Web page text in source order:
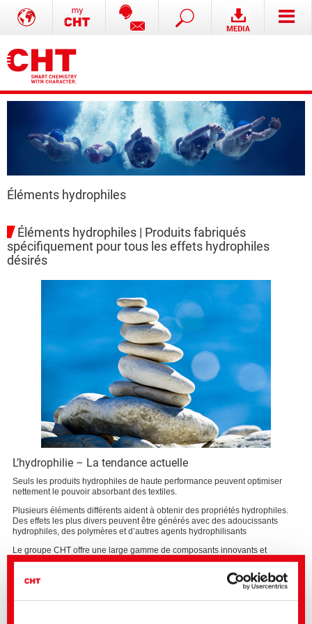
Éléments hydrophiles
Éléments hydrophiles | Produits fabriqués
spécifiquement pour tous les effets hydrophiles
désirés
L’hydrophilie – La tendance actuelle
Seuls les produits hydrophiles de haute performance peuvent optimiser
nettement le pouvoir absorbant des textiles.
Plusieurs éléments différents aident à obtenir des propriétés hydrophiles.
Des effets les plus divers peuvent être générés avec des adoucissants
hydrophiles, des polymères et d’autres agents hydrophilisants
Le groupe CHT offre une large gamme de composants innovants et
librement combinables. Des possibilités d’application très flexibles en
Vous trouvez des informations supplémentaires et les domaines
d’application définis sur les pages de produits ou dans la brochure. Très